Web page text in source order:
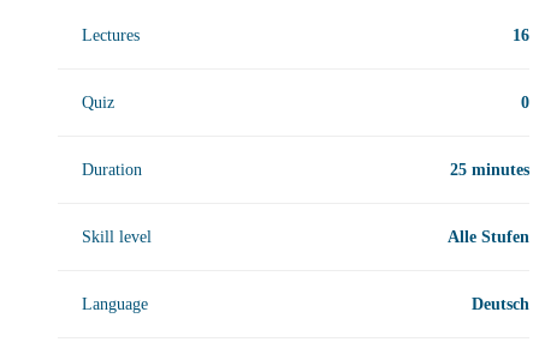
Lectures 16
Quiz 0
Duration 25 minutes
Skill level Alle Stufen
Language Deutsch